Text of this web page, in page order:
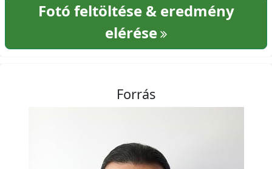
Fotó feltöltése & eredmény
elérése
Forrás